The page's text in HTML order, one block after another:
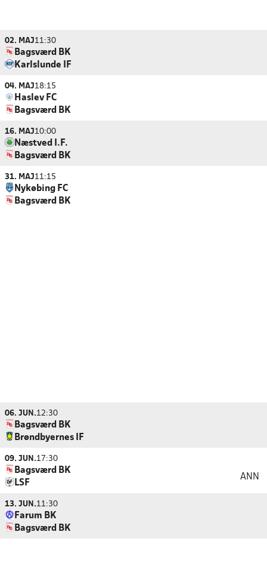
02. MAJ11:30
Bagsværd BK
Karlslunde IF
04. MAJ18:15
Haslev FC
Bagsværd BK
16. MAJ10:00
Næstved I.F.
Bagsværd BK
31. MAJ11:15
Nykøbing FC
Bagsværd BK
06. JUN.12:30
Bagsværd BK
Brøndbyernes IF
09. JUN.17:30
Bagsværd BK
LSF
ANN
13. JUN.11:30
Farum BK
Bagsværd BK